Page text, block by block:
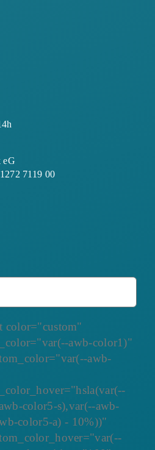
eG
7119 00
color="custom"
awb-color1)"
awb-
color5-s),var(--awb-
color5-a) - 10%))"